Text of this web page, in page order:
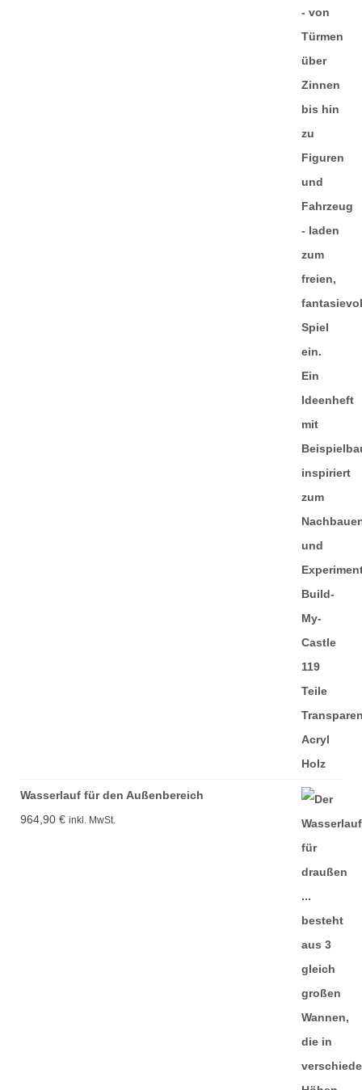
Wasserlauf für den Außenbereich
964,90 € inkl. MwSt.